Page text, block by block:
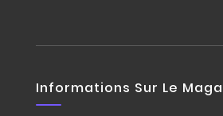
Informations Sur Le